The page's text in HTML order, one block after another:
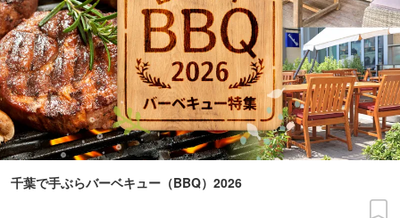
千葉で手ぶらバーベキュー（BBQ）2026